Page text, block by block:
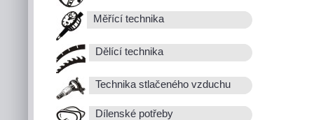
Měřící technika
Dělící technika
Technika stlačeného vzduchu
Dílenské potřeby